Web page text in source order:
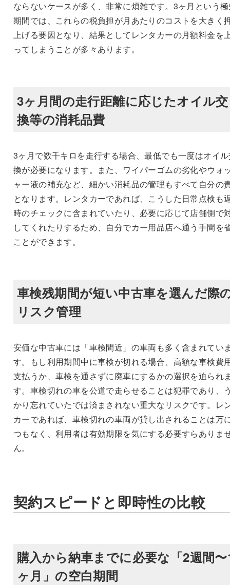
ならないケースが多く、非常に煩雑です。3ヶ月という
期間では、これらの税負担が月あたりのコストを大きく
上げる要因となり、結果としてレンタカーの月額料金を
ってしまうことが多々あります。
3ヶ月間の走行距離に応じたオイル交
換等の消耗品費
3ヶ月で数千キロを走行する場合、最低でも一度はオイ
換が必要になります。また、ワイパーゴムの劣化やウォ
ャー液の補充など、細かい消耗品の管理もすべて自分の
となります。レンタカーであれば、こうした日常点検も
時のチェックに含まれていたり、必要に応じて店舗側で
してくれたりするため、自分でカー用品店へ通う手間を
ことができます。
車検残期間が短い中古車を選んだ際
リスク管理
安価な中古車には「車検間近」の車両も多く含まれてい
す。もし利用期間中に車検が切れる場合、高額な車検費
支払うか、車検を通さずに廃車にするかの選択を迫られ
す。車検切れの車を公道で走らせることは犯罪であり、
かり忘れていたでは済まされない重大なリスクです。レ
カーであれば、車検切れの車両が貸し出されることは万
つもなく、利用者は有効期限を気にする必要すらありま
ん。
契約スピードと即時性の比較
購入から納車までに必要な「2週間
ヶ月」の空白期間